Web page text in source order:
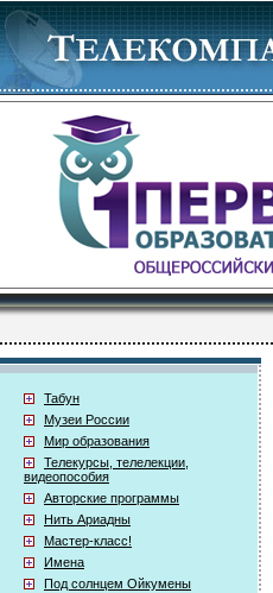
Табун
Музеи России
Мир образования
Телекурсы, телелекции,
видеопособия
Авторские программы
Нить Ариадны
Мастер-класс!
Имена
Под солнцем Ойкумены